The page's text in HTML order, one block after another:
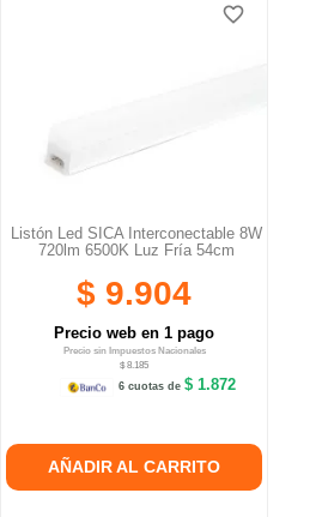
Listón Led SICA Interconectable 8W
720lm 6500K Luz Fría 54cm
$ 9.904
Precio web en 1 pago
Precio sin Impuestos Nacionales
$ 8.185
6 cuotas de $ 1.872
AÑADIR AL CARRITO
favorite_border